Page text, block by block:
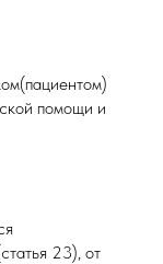
помощи и
23), от